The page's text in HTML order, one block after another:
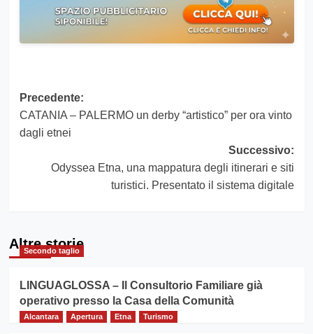
Navigazione
articolo
Precedente:
CATANIA – PALERMO un derby “artistico” per ora vinto
dagli etnei
Successivo:
Odyssea Etna, una mappatura degli itinerari e siti
turistici. Presentato il sistema digitale
Altre storie
Secondo taglio
LINGUAGLOSSA – Il Consultorio Familiare già
operativo presso la Casa della Comunità
Alcantara Apertura Etna Turismo